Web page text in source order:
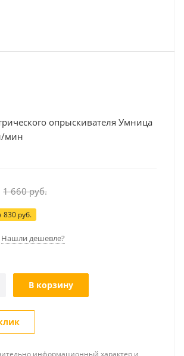
опрыскивателя Умница
мин
1 660руб.
830 руб.
Нашли дешевле?
В корзину
информационный характер и